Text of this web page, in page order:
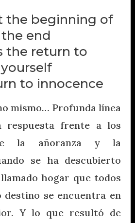
the beginning of
the end
the return to
yourself
to innocence
mismo… Profunda línea
respuesta frente a los
la añoranza y la
se ha descubierto
hogar que todos
destino se encuentra en
Y lo que resultó de